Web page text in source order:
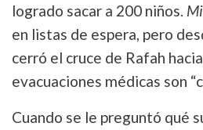
logrado sacar a 200 niños.
en listas de espera, pero
cerró el cruce de Rafah
evacuaciones médicas son
Cuando se le preguntó qué